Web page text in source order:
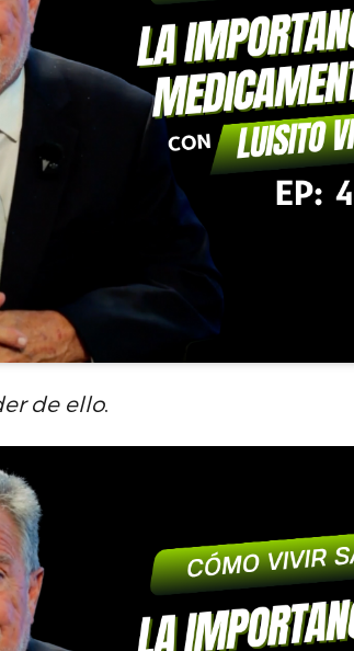
de ello.